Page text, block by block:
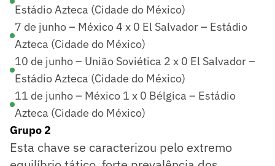
Estádio Azteca (Cidade do México)
7 de junho – México 4 x 0 El Salvador – Estádio
Azteca (Cidade do México)
10 de junho – União Soviética 2 x 0 El Salvador –
Estádio Azteca (Cidade do México)
11 de junho – México 1 x 0 Bélgica – Estádio
Azteca (Cidade do México)
Grupo 2
Esta chave se caracterizou pelo extremo